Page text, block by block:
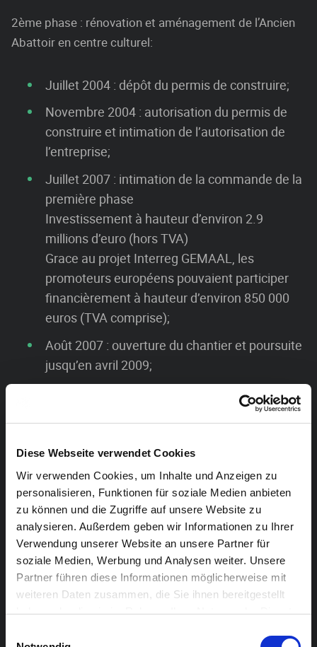
Diese Webseite verwendet Cookies
Wir verwenden Cookies, um Inhalte und Anzeigen zu
personalisieren, Funktionen für soziale Medien anbieten
zu können und die Zugriffe auf unsere Website zu
analysieren. Außerdem geben wir Informationen zu Ihrer
Verwendung unserer Website an unsere Partner für
soziale Medien, Werbung und Analysen weiter. Unsere
Partner führen diese Informationen möglicherweise mit
weiteren Daten zusammen, die Sie ihnen bereitgestellt
haben oder die sie im Rahmen Ihrer Nutzung der Dienste
2ème phase : rénovation et aménagement de l’Ancien
Abattoir en centre culturel:
Juillet 2004 : dépôt du permis de construire;
Novembre 2004 : autorisation du permis de
construire et intimation de l’autorisation de
l’entreprise;
Juillet 2007 : intimation de la commande de la
première phase
Investissement à hauteur d’environ 2.9
millions d’euro (hors TVA)
Grace au projet Interreg GEMAAL, les
promoteurs européens pouvaient participer
financièrement à hauteur d’environ 850 000
euros (TVA comprise);
Août 2007 : ouverture du chantier et poursuite
jusqu’en avril 2009;
Septembre 2012 : intimation de la commande
pour la deuxième phase ; investissement à
TVA).
En partenariat entre l’AGR Tilia de la ville d’Eupen, la
Communauté germanophone, la Région wallonne et
l’Union européenne, ainsi qu’en collaboration avec les
différentes entreprises, il a été possible d’attribuer à ce
bâtiment à l’architecture remarquable une nouvelle
utilisation judicieuse. Depuis le 4 septembre 2015,
Eupen dispose d’un centre culturel adéquat, unique à
bien des égards et qui constitue un phare culturel pour